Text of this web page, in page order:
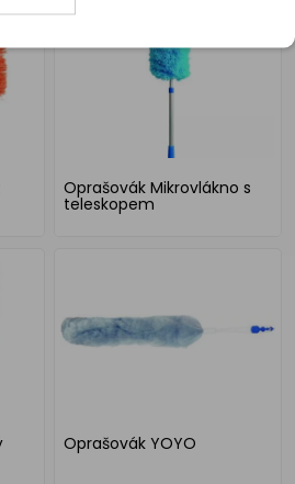
Oprašovák Mikrovlákno s
teleskopem
Oprašovák YOYO